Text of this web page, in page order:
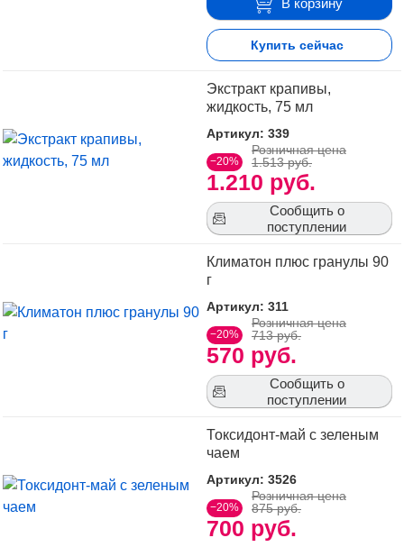
В корзину
Купить сейчас
Экстракт крапивы,
жидкость, 75 мл
Артикул: 339
−20%
1.210 руб.
Розничная цена
1.513 руб.
Сообщить о
поступлении
Климатон плюс гранулы 90
г
Артикул: 311
−20%
570 руб.
Розничная цена
713 руб.
Сообщить о
поступлении
Токсидонт-май с зеленым
чаем
Артикул: 3526
−20%
700 руб.
Розничная цена
875 руб.